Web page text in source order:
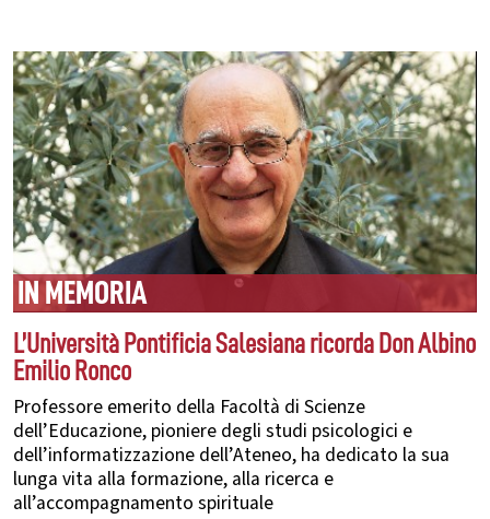
IN MEMORIA
L’Università Pontificia Salesiana ricorda Don Albino
Emilio Ronco
Professore emerito della Facoltà di Scienze
dell’Educazione, pioniere degli studi psicologici e
dell’informatizzazione dell’Ateneo, ha dedicato la sua
lunga vita alla formazione, alla ricerca e
all’accompagnamento spirituale